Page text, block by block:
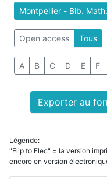
Montpellier - Bib. Math.
Open access Tous
A B C D E F
Exporter au
Légende:
"Flip to Elec" = la version
encore en version